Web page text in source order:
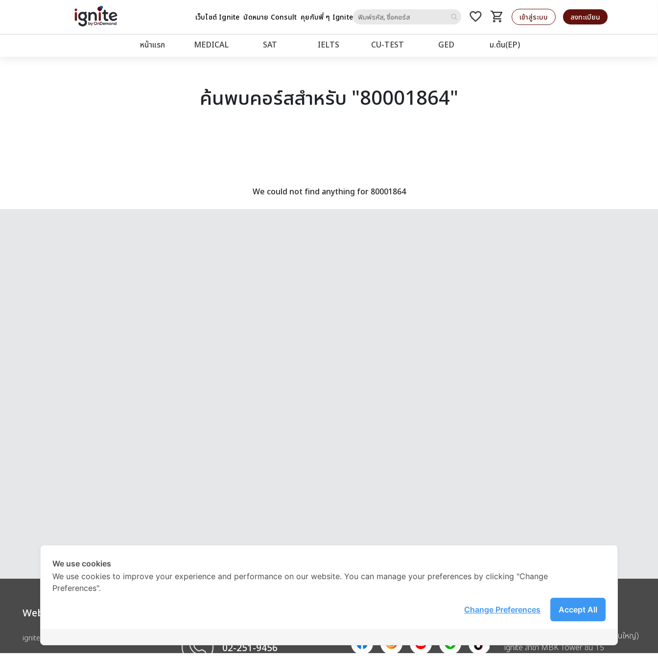
เว็บไซต์ Ignite นัดหมาย Consult คุยกับพี่ ๆ Igniteto
favorite_border shopping_cart
รถเข็น เข้าสู่ระบบ ลงทะเบียน
หน้าแรก MEDICAL SAT IELTS CU‑TEST GED ม.ต้น(EP)
ค้นพบคอร์สสำหรับ "80001864"
We could not find anything for 80001864
Website
ignite by OnDemand
02-251-9456
Address
บริษัท อิกไนท์ เอ สตาร์ จำกัด (สำนักงานใหญ่)
ignite สาขา MBK Tower ชั้น 15
We use cookies
We use cookies to improve your experience and performance on our website. You can manage your preferences by clicking "Change
Preferences".
Accept All
Change Preferences